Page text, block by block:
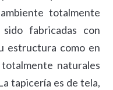
totalmente
fabricadas con
estructura como en
totalmente naturales
tapicería es de tela,